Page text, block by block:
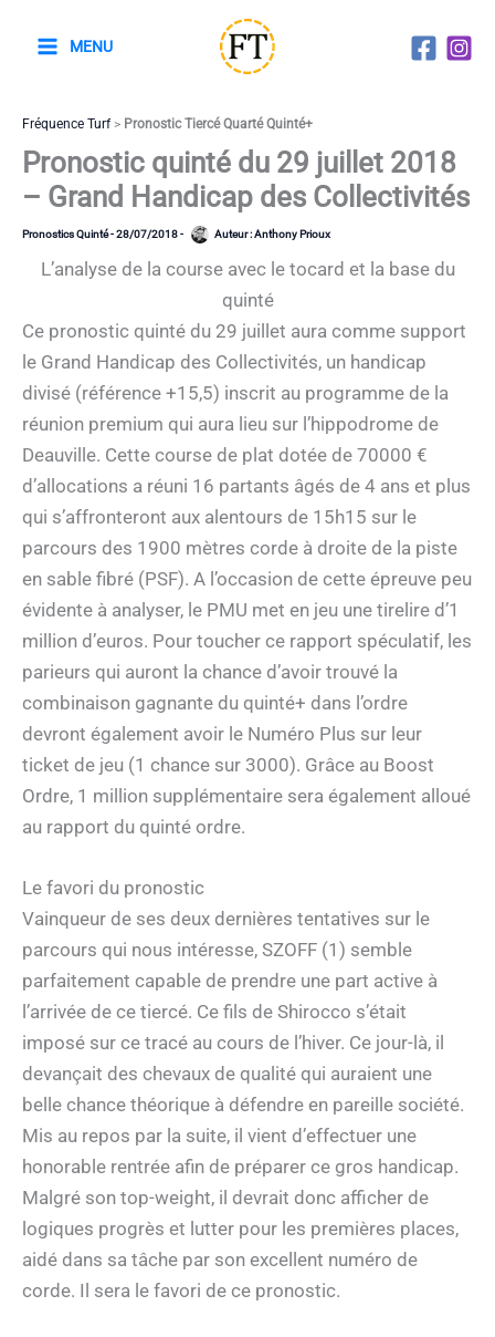
MENU
Fréquence Turf> Pronostic Tiercé Quarté Quinté+
Pronostic quinté du 29 juillet 2018
– Grand Handicap des Collectivités
Pronostics Quinté-28/07/2018- Auteur :Anthony Prioux
L’analyse de la course avec le tocard et la base du
quinté
Ce pronostic quinté du 29 juillet aura comme support
le Grand Handicap des Collectivités, un handicap
divisé (référence +15,5) inscrit au programme de la
réunion premium qui aura lieu sur l’hippodrome de
Deauville. Cette course de plat dotée de 70000 €
d’allocations a réuni 16 partants âgés de 4 ans et plus
qui s’affronteront aux alentours de 15h15 sur le
parcours des 1900 mètres corde à droite de la piste
en sable fibré (PSF). A l’occasion de cette épreuve peu
évidente à analyser, le PMU met en jeu une tirelire d’1
million d’euros. Pour toucher ce rapport spéculatif, les
parieurs qui auront la chance d’avoir trouvé la
combinaison gagnante du quinté+ dans l’ordre
devront également avoir le Numéro Plus sur leur
ticket de jeu (1 chance sur 3000). Grâce au Boost
Ordre, 1 million supplémentaire sera également alloué
au rapport du quinté ordre.
Le favori du pronostic
Vainqueur de ses deux dernières tentatives sur le
parcours qui nous intéresse, SZOFF (1) semble
parfaitement capable de prendre une part active à
l’arrivée de ce tiercé. Ce fils de Shirocco s’était
imposé sur ce tracé au cours de l’hiver. Ce jour-là, il
devançait des chevaux de qualité qui auraient une
belle chance théorique à défendre en pareille société.
Mis au repos par la suite, il vient d’effectuer une
honorable rentrée afin de préparer ce gros handicap.
Malgré son top-weight, il devrait donc afficher de
logiques progrès et lutter pour les premières places,
aidé dans sa tâche par son excellent numéro de
corde. Il sera le favori de ce pronostic.